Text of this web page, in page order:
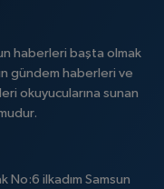
haberleri başta olmak
gündem haberleri ve
okuyucularına sunan
No:6 ilkadım Samsun